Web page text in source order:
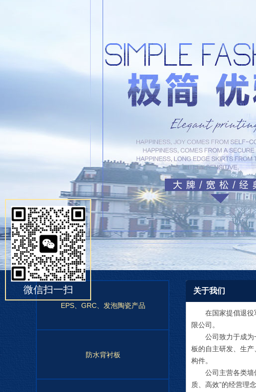
EPS、GRC、发泡陶瓷产品
防水背衬板
关于我们
在国家提倡退役军
限公司。
公司致力于成为一
板的自主研发、生
构件。
公司主营各类墙体
质、高效”的经营理
微信扫一扫